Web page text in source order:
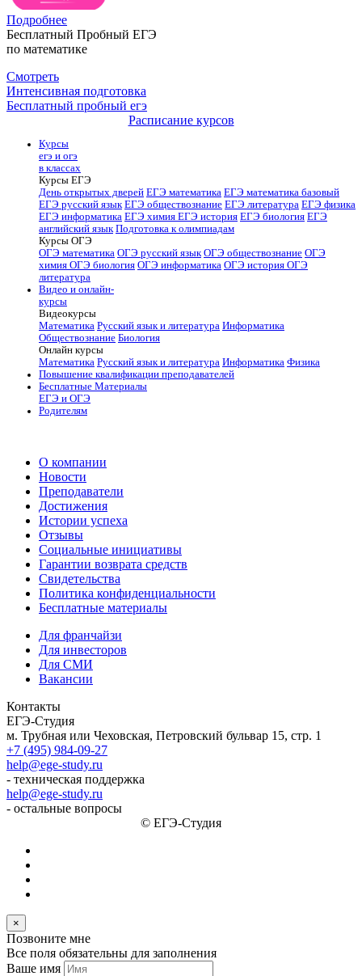
Подробнее
Бесплатный Пробный ЕГЭ
по математике
Смотреть
Интенсивная подготовка
Бесплатный пробный егэ
Расписание курсов
Курсы
егэ и огэ
в классах
Курсы ЕГЭ
День открытых дверей ЕГЭ математика ЕГЭ математика базовый
ЕГЭ русский язык ЕГЭ обществознание ЕГЭ литература ЕГЭ физика
ЕГЭ информатика ЕГЭ химия ЕГЭ история ЕГЭ биология ЕГЭ
английский язык Подготовка к олимпиадам
Курсы ОГЭ
ОГЭ математика ОГЭ русский язык ОГЭ обществознание ОГЭ
химия ОГЭ биология ОГЭ информатика ОГЭ история ОГЭ
литература
Видео и онлайн-
курсы
Видеокурсы
Математика Русский язык и литература Информатика
Обществознание Биология
Онлайн курсы
Математика Русский язык и литература Информатика Физика
Повышение квалификации преподавателей
Бесплатные Материалы
ЕГЭ и ОГЭ
Родителям
О компании
Новости
Преподаватели
Достижения
Истории успеха
Отзывы
Социальные инициативы
Гарантии возврата средств
Свидетельства
Политика конфиденциальности
Бесплатные материалы
Для франчайзи
Для инвесторов
Для СМИ
Вакансии
Контакты
ЕГЭ-Студия
м. Трубная или Чеховская, Петровский бульвар 15, стр. 1
+7 (495) 984-09-27
help@ege-study.ru
- техническая поддержка
help@ege-study.ru
- остальные вопросы
© ЕГЭ-Студия
×
Позвоните мне
Все поля обязательны для заполнения
Ваше имя